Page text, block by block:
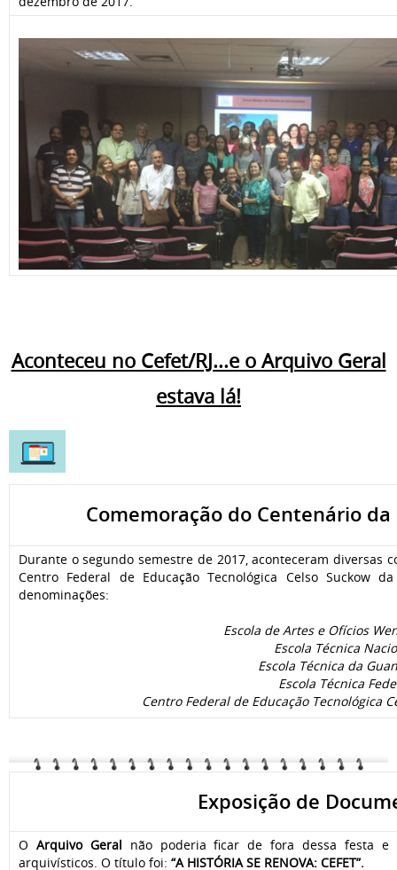
Aconteceu no Cefet/RJ...e o Arquivo Geral
estava lá!
Comemoração do Centenário
Durante o segundo semestre de 2017, aconteceram diversas
Centro Federal de Educação Tecnológica Celso Suckow
denominações:
Escola de Artes e Ofícios
Escola Técnica
Escola Técnica da
Escola Técnica
Centro Federal de Educação Tecnológica
Exposição de
O Arquivo Geral não poderia ficar de fora dessa festa e
arquivísticos. O título foi: “A HISTÓRIA SE RENOVA: CEFET”.